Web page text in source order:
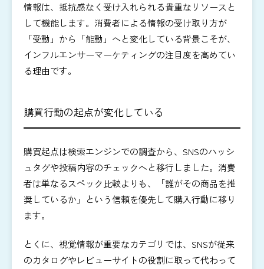
情報は、抵抗感なく受け入れられる貴重なリソースと
して機能します。消費者による情報の受け取り方が
「受動」から「能動」へと変化している背景こそが、
インフルエンサーマーケティングの注目度を高めてい
る理由です。
購買行動の起点が変化している
購買起点は検索エンジンでの調査から、SNSのハッシ
ュタグや投稿内容のチェックへと移行しました。消費
者は単なるスペック比較よりも、「誰がその商品を推
奨しているか」という信頼を優先して購入行動に移り
ます。
とくに、視覚情報が重要なカテゴリでは、SNSが従来
のカタログやレビューサイトの役割に取って代わって